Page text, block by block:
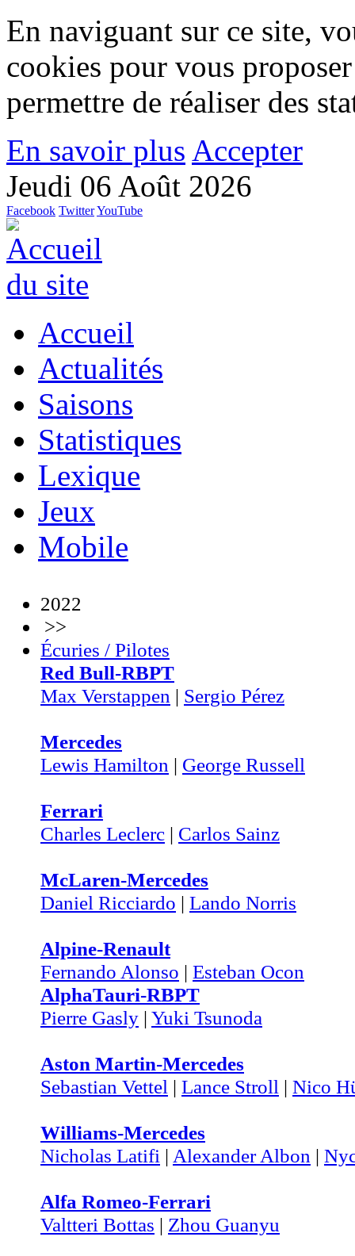
En naviguant sur ce site,
cookies pour vous
permettre de réaliser des
En savoir plus Accepter
Jeudi 06 Août 2026
Facebook TwitterYouTube
Accueil
Actualités
Saisons
Statistiques
Lexique
Jeux
Mobile
2022
>>
Écuries / Pilotes
Red Bull-RBPT
Max Verstappen | Sergio Pérez
Mercedes
Lewis Hamilton | George Russell
Ferrari
Charles Leclerc | Carlos Sainz
McLaren-Mercedes
Daniel Ricciardo | Lando Norris
Alpine-Renault
Fernando Alonso | Esteban Ocon
AlphaTauri-RBPT
Pierre Gasly | Yuki Tsunoda
Aston Martin-Mercedes
Sebastian Vettel | Lance Stroll | Nico
Williams-Mercedes
Nicholas Latifi | Alexander Albon |
Alfa Romeo-Ferrari
Valtteri Bottas | Zhou Guanyu